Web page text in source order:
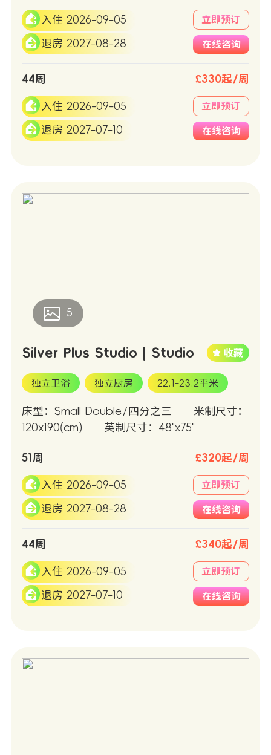
入住 2026-09-05
退房 2027-08-28
立即预订
在线咨询
44周 £330起/周
入住 2026-09-05
退房 2027-07-10
立即预订
在线咨询
5
Silver Plus Studio | Studio
独立卫浴 独立厨房 22.1-23.2平米
床型：Small Double/四分之三
米制尺寸：
120x190(cm)
英制尺寸：48"x75"
51周 £320起/周
入住 2026-09-05
退房 2027-08-28
立即预订
在线咨询
44周 £340起/周
入住 2026-09-05
退房 2027-07-10
立即预订
在线咨询